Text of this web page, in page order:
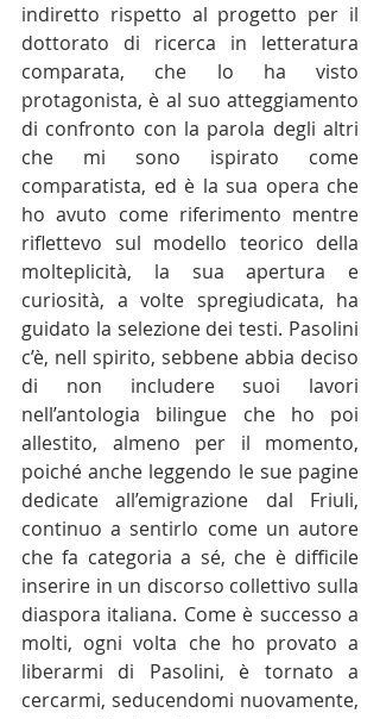
indiretto rispetto al progetto per il
dottorato di ricerca in letteratura
comparata, che lo ha visto
protagonista, è al suo atteggiamento
di confronto con la parola degli altri
che mi sono ispirato come
comparatista, ed è la sua opera che
ho avuto come riferimento mentre
riflettevo sul modello teorico della
molteplicità, la sua apertura e
curiosità, a volte spregiudicata, ha
guidato la selezione dei testi. Pasolini
c’è, nell spirito, sebbene abbia deciso
di non includere suoi lavori
nell’antologia bilingue che ho poi
allestito, almeno per il momento,
poiché anche leggendo le sue pagine
dedicate all’emigrazione dal Friuli,
continuo a sentirlo come un autore
che fa categoria a sé, che è difficile
inserire in un discorso collettivo sulla
diaspora italiana. Come è successo a
molti, ogni volta che ho provato a
liberarmi di Pasolini, è tornato a
cercarmi, seducendomi nuovamente,